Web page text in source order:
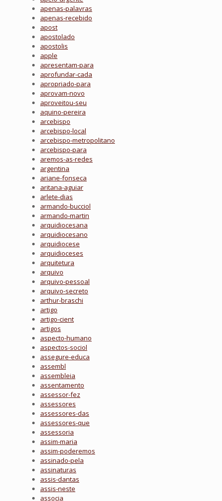
apenas-palavras
apenas-recebido
apost
apostolado
apostolis
apple
apresentam-para
aprofundar-cada
apropriado-para
aprovam-novo
aproveitou-seu
aquino-pereira
arcebispo
arcebispo-local
arcebispo-metropolitano
arcebispo-para
aremos-as-redes
argentina
ariane-fonseca
aritana-aguiar
arlete-dias
armando-bucciol
armando-martin
arquidiocesana
arquidiocesano
arquidiocese
arquidioceses
arquitetura
arquivo
arquivo-pessoal
arquivo-secreto
arthur-braschi
artigo
artigo-cient
artigos
aspecto-humano
aspectos-sociol
assegure-educa
assembl
assembleia
assentamento
assessor-fez
assessores
assessores-das
assessores-que
assessoria
assim-maria
assim-poderemos
assinado-pela
assinaturas
assis-dantas
assis-neste
associa